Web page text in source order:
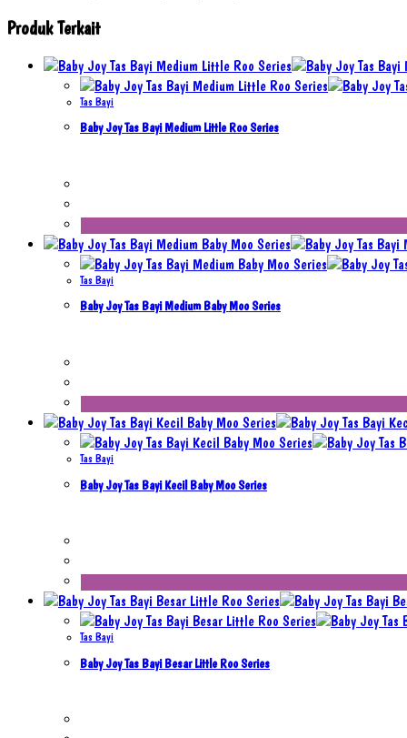
Produk Terkait
Tas Bayi
Baby Joy Tas Bayi Medium Little Roo Series
Tas Bayi
Baby Joy Tas Bayi Medium Baby Moo Series
Tas Bayi
Baby Joy Tas Bayi Kecil Baby Moo Series
Tas Bayi
Baby Joy Tas Bayi Besar Little Roo Series